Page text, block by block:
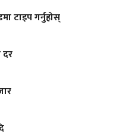
टाइप गर्नुहोस्
दर